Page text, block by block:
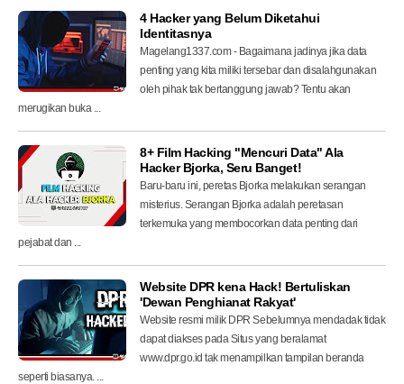
4 Hacker yang Belum Diketahui
Identitasnya
Magelang1337.com - Bagaimana jadinya jika data
penting yang kita miliki tersebar dan disalahgunakan
oleh pihak tak bertanggung jawab? Tentu akan
merugikan buka ...
8+ Film Hacking "Mencuri Data" Ala
Hacker Bjorka, Seru Banget!
Baru-baru ini, peretas Bjorka melakukan serangan
misterius. Serangan Bjorka adalah peretasan
terkemuka yang membocorkan data penting dari
pejabat dan ...
Website DPR kena Hack! Bertuliskan
'Dewan Penghianat Rakyat'
Website resmi milik DPR Sebelumnya mendadak tidak
dapat diakses pada Situs yang beralamat
www.dpr.go.id tak menampilkan tampilan beranda
seperti biasanya. ...